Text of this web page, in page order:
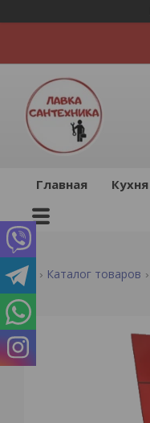
Главная Кухня
Каталог товаров